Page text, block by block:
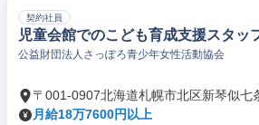
契約社員
児童会館でのこども育成支援スタッ
公益財団法人さっぽろ青少年女性活動協会
〒001-0907北海道札幌市北区新琴似七
月給18万7600円以上